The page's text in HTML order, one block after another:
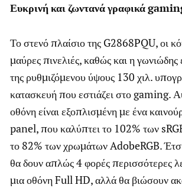
Ευκρινήκαιζωντανάγραφικά
Το στενό πλαίσιο της G2868PQU, οι
μαύρες πινελιές, καθώς και η
της ρυθμιζόμενου ύψους 130 χιλ.
κατασκευή που εστιάζει στο gaming.
οθόνη είναι εξοπλισμένη με ένα
panel, που καλύπτει το 102% των
το 82% των χρωμάτων AdobeRGB.
θα δουν απλώς 4 φορές περισσότερες
μια οθόνη Full HD, αλλά θα βιώσουν